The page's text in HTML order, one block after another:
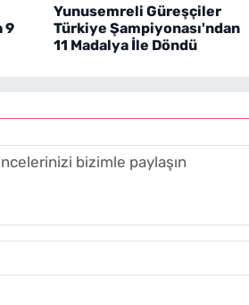
9
Yunusemreli Güreşçiler
Türkiye Şampiyonası'ndan
11 Madalya İle Döndü